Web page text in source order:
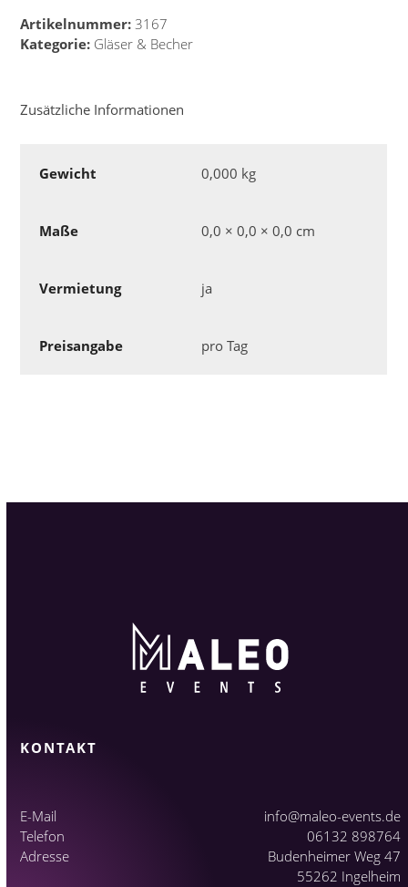
Artikelnummer:3167
Kategorie: Gläser & Becher
Zusätzliche Informationen
Gewicht 0,000 kg
Maße 0,0 × 0,0 × 0,0 cm
Vermietung ja
Preisangabe pro Tag
KONTAKT
E-Mail
info@maleo-events.de
Telefon
06132 898764
Adresse
Budenheimer Weg 47
55262 Ingelheim